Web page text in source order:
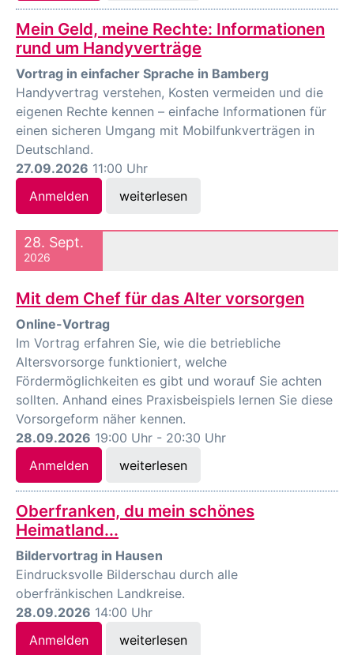
Mein Geld, meine Rechte: Informationen
rund um Handyverträge
Vortrag in einfacher Sprache in Bamberg
Handyvertrag verstehen, Kosten vermeiden und die
eigenen Rechte kennen – einfache Informationen für
einen sicheren Umgang mit Mobilfunkverträgen in
Deutschland.
27.09.2026 11:00 Uhr
Anmelden
weiterlesen
28. Sept.
2026
Mit dem Chef für das Alter vorsorgen
Online-Vortrag
Im Vortrag erfahren Sie, wie die betriebliche
Altersvorsorge funktioniert, welche
Fördermöglichkeiten es gibt und worauf Sie achten
sollten. Anhand eines Praxisbeispiels lernen Sie diese
Vorsorgeform näher kennen.
28.09.2026 19:00 Uhr - 20:30 Uhr
Anmelden
weiterlesen
Oberfranken, du mein schönes
Heimatland...
Bildervortrag in Hausen
Eindrucksvolle Bilderschau durch alle
oberfränkischen Landkreise.
28.09.2026 14:00 Uhr
Anmelden
weiterlesen